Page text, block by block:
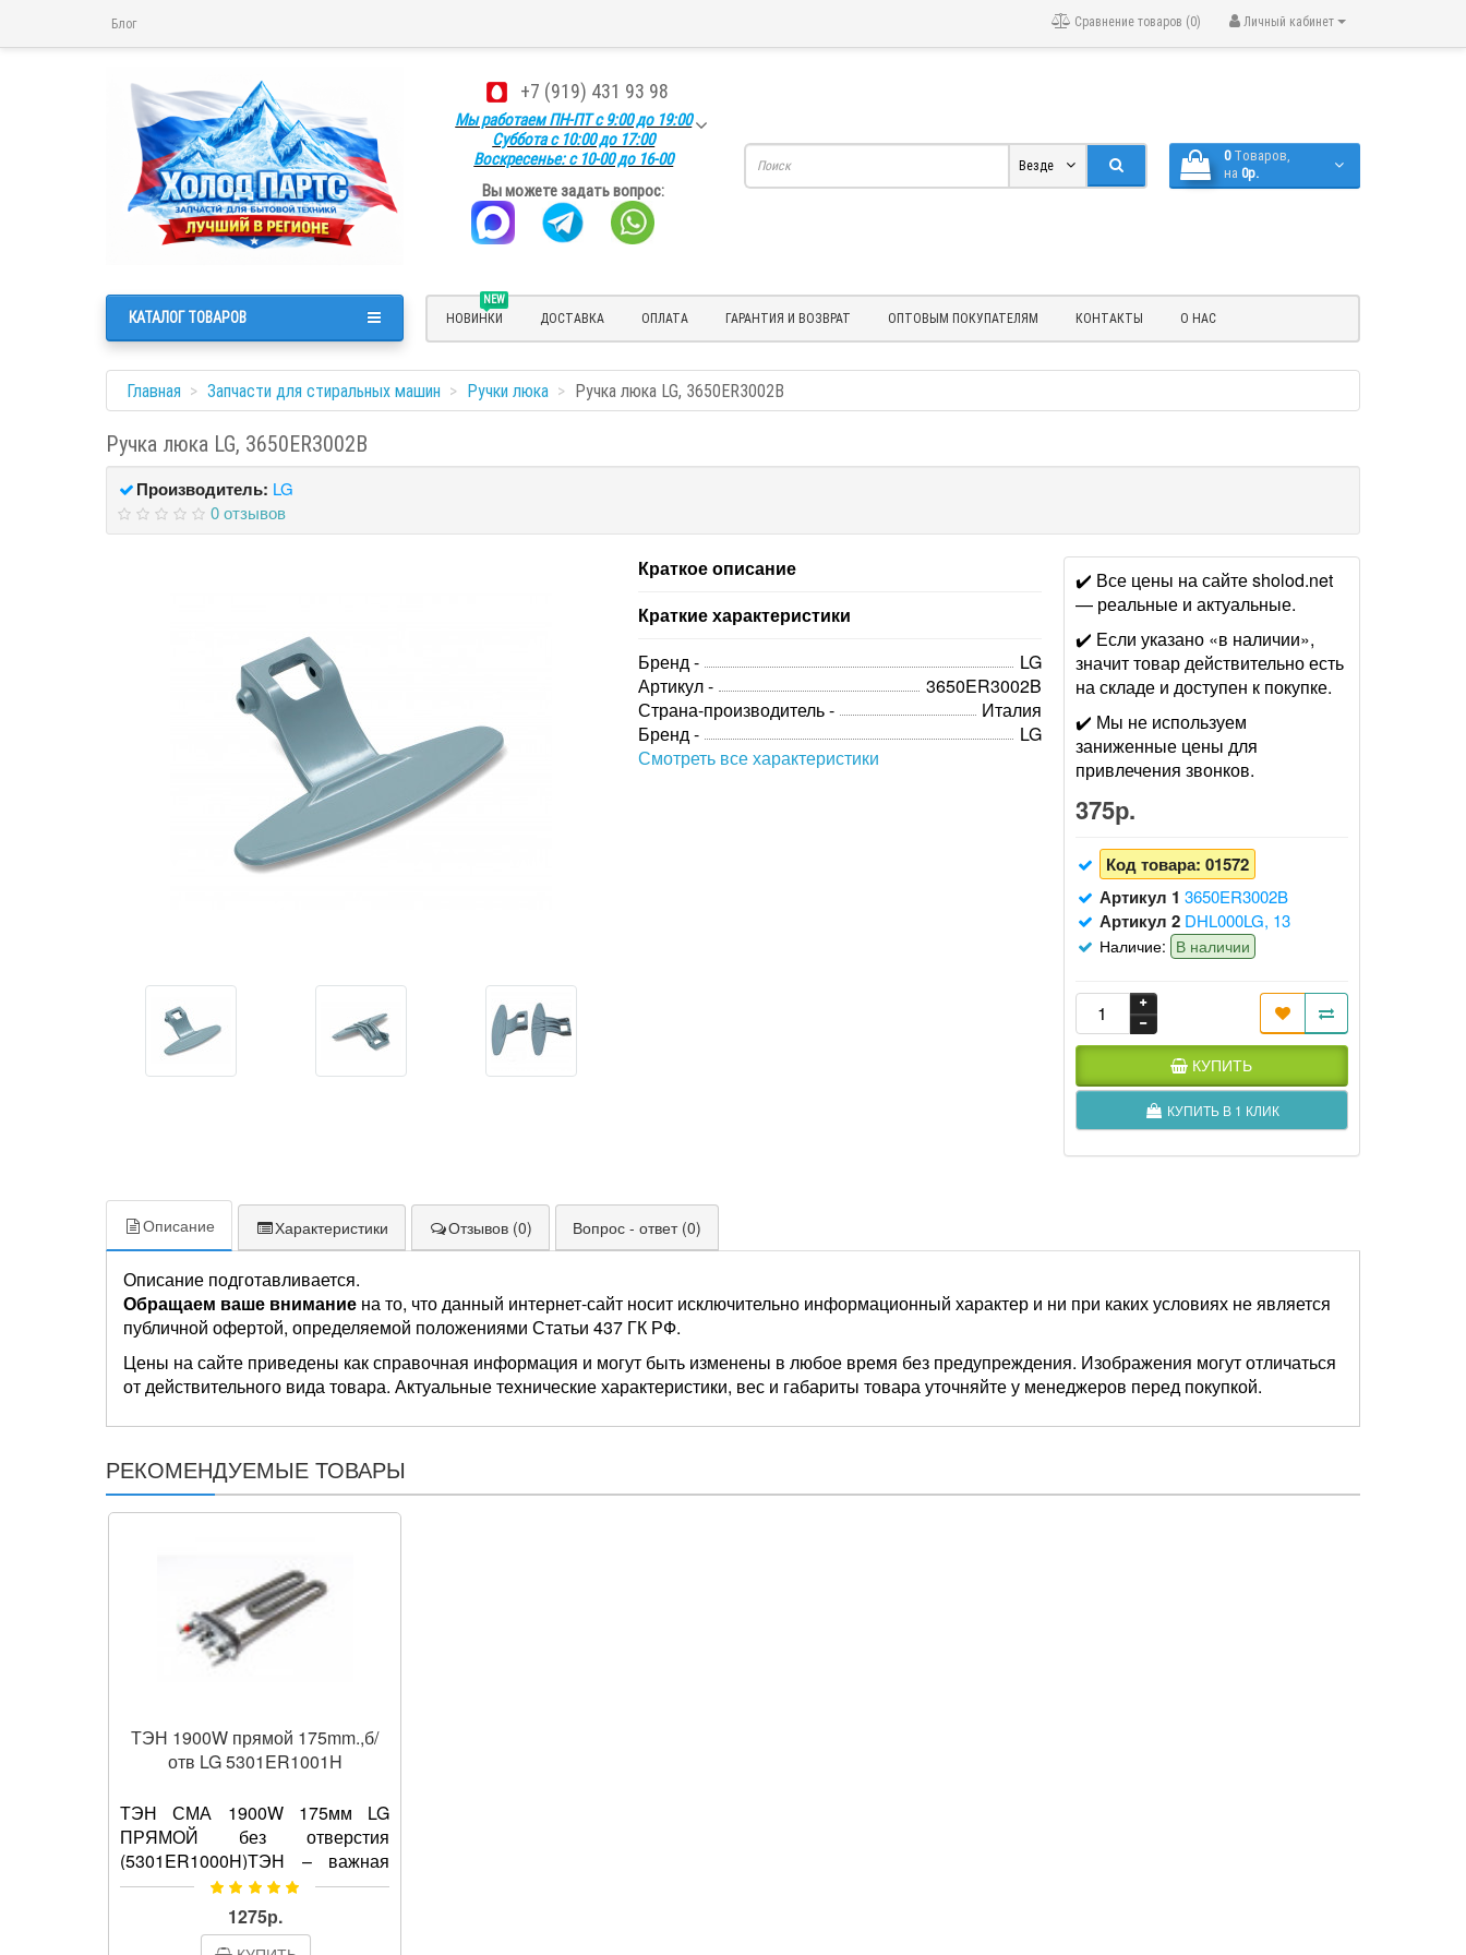
Блог Личный кабинет
Сравнение товаров (0)
+7 (919) 431 93 98
Мы работаем ПН-ПТ с 9:00 до 19:00
Суббота с 10:00 до 17:00
Воскресенье: с 10-00 до 16-00
Вы можете задать вопрос:
0 Tоваров,
на 0р.
Везде
NEW
НОВИНКИ ДОСТАВКА ОПЛАТА ГАРАНТИЯ И ВОЗВРАТ ОПТОВЫМ ПОКУПАТЕЛЯМ КОНТАКТЫ О НАС
КАТАЛОГ ТОВАРОВ
Главная Запчасти для стиральных машин Ручки люка Ручка люка LG, 3650ER3002B
Ручка люка LG, 3650ER3002B
Производитель: LG
0 отзывов
Краткое описание
Краткие характеристики
Бренд -
LG
Артикул -
3650ER3002B
Страна-производитель -
Италия
Бренд -
LG
Смотреть все характеристики
✔️ Все цены на сайте sholod.net
— реальные и актуальные.
✔️ Если указано «в наличии»,
значит товар действительно есть
на складе и доступен к покупке.
✔️ Мы не используем
заниженные цены для
привлечения звонков.
375р.
Код товара: 01572
Артикул 1 3650ER3002B
Артикул 2 DHL000LG, 13
Наличие: В наличии
КУПИТЬ
КУПИТЬ В 1 КЛИК
Описание Характеристики Отзывов (0) Вопрос - ответ (0)
Описание подготавливается.
Обращаем ваше внимание на то, что данный интернет-сайт носит исключительно информационный характер и ни при каких условиях не является
публичной офертой, определяемой положениями Статьи 437 ГК РФ.
Цены на сайте приведены как справочная информация и могут быть изменены в любое время без предупреждения. Изображения могут отличаться
от действительного вида товара. Актуальные технические характеристики, вес и габариты товара уточняйте у менеджеров перед покупкой.
РЕКОМЕНДУЕМЫЕ ТОВАРЫ
ТЭН 1900W прямой 175mm.,б/
отв LG 5301ER1001H
ТЭН СМА 1900W 175мм LG
ПРЯМОЙ без отверстия
(5301ER1000H)ТЭН – важная
деталь в работе стиральной
машины. Устройство отвечает за
нагрев воды во время стирки,
1275р.